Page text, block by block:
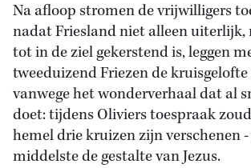
Na afloop stromen de vrijwilligers
nadat Friesland niet alleen uiterlijk,
tot in de ziel gekerstend is, leggen
tweeduizend Friezen de
vanwege het wonderverhaal dat al
doet: tijdens Oliviers toespraak
hemel drie kruizen zijn verschenen
middelste de gestalte van Jezus.